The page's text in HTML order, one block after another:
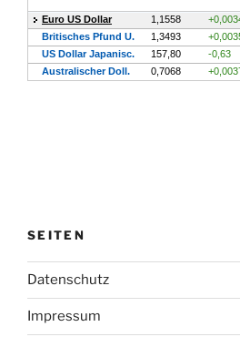
SEITEN
Datenschutz
Impressum